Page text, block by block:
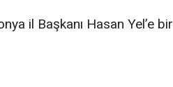
il Başkanı Hasan Yel’e bir